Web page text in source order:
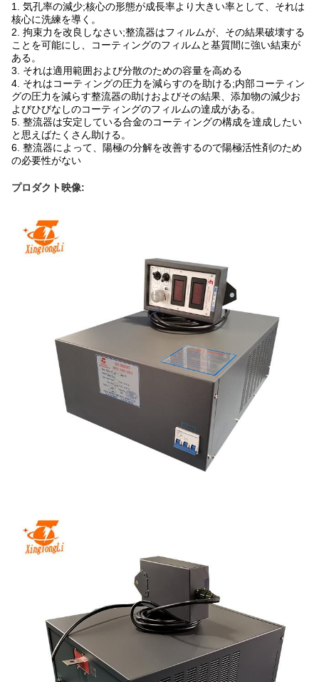
1. 気孔率の減少;核心の形態が成長率より大きい率として、それは
核心に洗練を導く。
2. 拘束力を改良しなさい;整流器はフィルムが、その結果破壊する
ことを可能にし、コーティングのフィルムと基質間に強い結束が
ある。
3. それは適用範囲および分散のための容量を高める
4. それはコーティングの圧力を減らすのを助ける;内部コーティン
グの圧力を減らす整流器の助けおよびその結果、添加物の減少お
よびひびなしのコーティングのフィルムの達成がある。
5. 整流器は安定している合金のコーティングの構成を達成したい
と思えばたくさん助ける。
6. 整流器によって、陽極の分解を改善するので陽極活性剤のため
の必要性がない
プロダクト映像: